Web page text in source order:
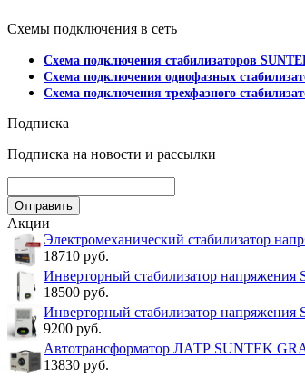
Схемы подключения в сеть
Схема подключения стабилизаторов
Схема подключения однофазных
Схема подключения трехфазного
Подписка
Подписка на новости и рассылки
Акции
Электромеханический стабилизатор
18710 руб.
Инверторный стабилизатор
18500 руб.
Инверторный стабилизатор
9200 руб.
Автотрансформатор ЛАТР SUNTEK
13830 руб.